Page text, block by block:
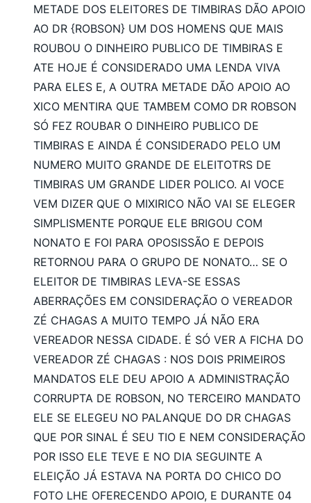
METADE DOS ELEITORES DE TIMBIRAS DÃO APOIO
AO DR {ROBSON} UM DOS HOMENS QUE MAIS
ROUBOU O DINHEIRO PUBLICO DE TIMBIRAS E
ATE HOJE É CONSIDERADO UMA LENDA VIVA
PARA ELES E, A OUTRA METADE DÃO APOIO AO
XICO MENTIRA QUE TAMBEM COMO DR ROBSON
SÓ FEZ ROUBAR O DINHEIRO PUBLICO DE
TIMBIRAS E AINDA É CONSIDERADO PELO UM
NUMERO MUITO GRANDE DE ELEITOTRS DE
TIMBIRAS UM GRANDE LIDER POLICO. AI VOCE
VEM DIZER QUE O MIXIRICO NÃO VAI SE ELEGER
SIMPLISMENTE PORQUE ELE BRIGOU COM
NONATO E FOI PARA OPOSISSÃO E DEPOIS
RETORNOU PARA O GRUPO DE NONATO… SE O
ELEITOR DE TIMBIRAS LEVA-SE ESSAS
ABERRAÇÕES EM CONSIDERAÇÃO O VEREADOR
ZÉ CHAGAS A MUITO TEMPO JÁ NÃO ERA
VEREADOR NESSA CIDADE. É SÓ VER A FICHA DO
VEREADOR ZÉ CHAGAS : NOS DOIS PRIMEIROS
MANDATOS ELE DEU APOIO A ADMINISTRAÇÃO
CORRUPTA DE ROBSON, NO TERCEIRO MANDATO
ELE SE ELEGEU NO PALANQUE DO DR CHAGAS
QUE POR SINAL É SEU TIO E NEM CONSIDERAÇÃO
POR ISSO ELE TEVE E NO DIA SEGUINTE A
ELEIÇÃO JÁ ESTAVA NA PORTA DO CHICO DO
FOTO LHE OFERECENDO APOIO, E DURANTE 04